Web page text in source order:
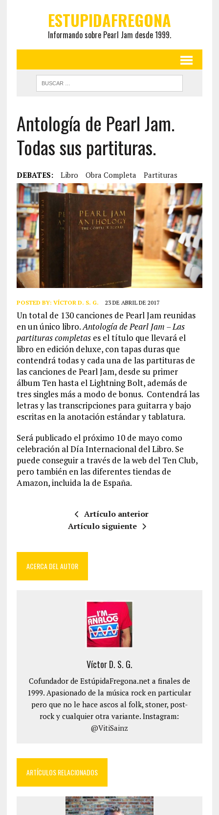
ESTUPIDAFREGONA
Informando sobre Pearl Jam desde 1999.
Antología de Pearl Jam.
Todas sus partituras.
DEBATES: Libro Obra Completa Partituras
POSTED BY: VÍCTOR D. S. G. 23 DE ABRIL DE 2017
Un total de 130 canciones de Pearl Jam reunidas
en un único libro.Antología de Pearl Jam – Las
partituras completases el título que llevará el
libro en edición deluxe, con tapas duras que
contendrá todas y cada una de las partituras de
las canciones de Pearl Jam, desde su primer
álbum Ten hasta el Lightning Bolt, además de
tres singles más a modo de bonus. Contendrá las
letras y las transcripciones para guitarra y bajo
escritas en la anotación estándar y tablatura.
Será publicado el próximo 10 de mayo como
celebración al Día Internacional del Libro. Se
puede conseguir a través de la web del Ten Club,
pero también en las diferentes tiendas de
Amazon, incluida la de España.
Artículo anterior
Artículo siguiente
ACERCA DEL AUTOR
Víctor D. S. G.
Cofundador de EstúpidaFregona.net a finales de
1999. Apasionado de la música rock en particular
pero que no le hace ascos al folk, stoner, post-
rock y cualquier otra variante. Instagram:
@VitiSainz
ARTÍCULOS RELACIONADOS